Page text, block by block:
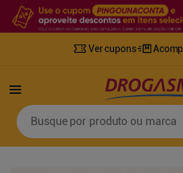
Ver cupons
Busque por produto ou marca
Termos mais buscados